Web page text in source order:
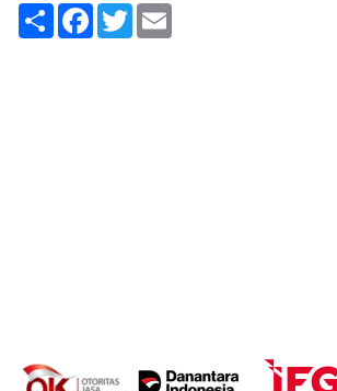
ShareFacebook
Twitter